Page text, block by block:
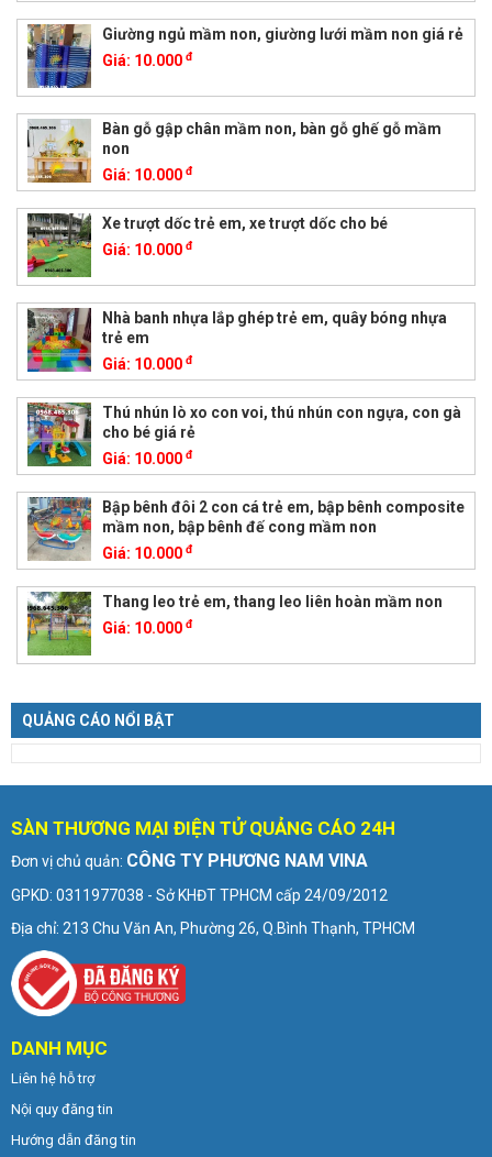
Giường ngủ mầm non, giường lưới mầm non giá rẻ
Giá: 10.000 đ
Bàn gỗ gập chân mầm non, bàn gỗ ghế gỗ mầm
non
Giá: 10.000 đ
Xe trượt dốc trẻ em, xe trượt dốc cho bé
Giá: 10.000 đ
Nhà banh nhựa lắp ghép trẻ em, quây bóng nhựa
trẻ em
Giá: 10.000 đ
Thú nhún lò xo con voi, thú nhún con ngựa, con gà
cho bé giá rẻ
Giá: 10.000 đ
Bập bênh đôi 2 con cá trẻ em, bập bênh composite
mầm non, bập bênh đế cong mầm non
Giá: 10.000 đ
Thang leo trẻ em, thang leo liên hoàn mầm non
Giá: 10.000 đ
QUẢNG CÁO NỔI BẬT
SÀN THƯƠNG MẠI ĐIỆN TỬ QUẢNG CÁO 24H
Đơn vị chủ quản: CÔNG TY PHƯƠNG NAM VINA
GPKD: 0311977038 - Sở KHĐT TPHCM cấp 24/09/2012
Địa chỉ: 213 Chu Văn An, Phường 26, Q.Bình Thạnh, TPHCM
DANH MỤC
Liên hệ hỗ trợ
Nội quy đăng tin
Hướng dẫn đăng tin